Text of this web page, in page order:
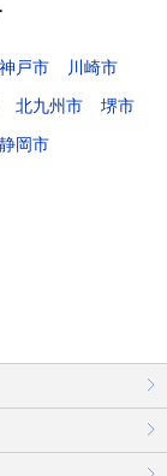
神戸市
川崎市
北九州市
堺市
静岡市